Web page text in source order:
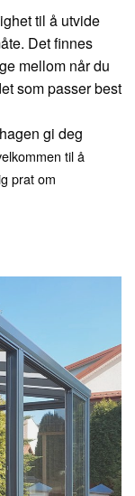
til å utvide
Det finnes
mellom når du
som passer best
gi deg
til å
prat om